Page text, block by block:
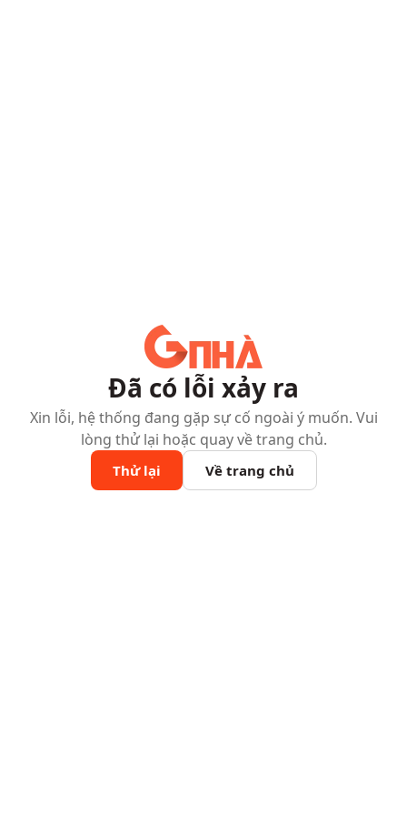
Đã có lỗi xảy ra
Xin lỗi, hệ thống đang gặp sự cố ngoài ý muốn. Vui
lòng thử lại hoặc quay về trang chủ.
Thử lại Về trang chủ